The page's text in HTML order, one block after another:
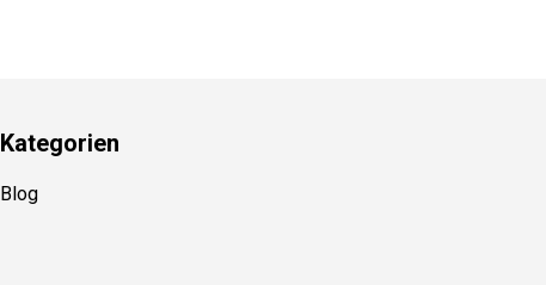
Kategorien
Blog